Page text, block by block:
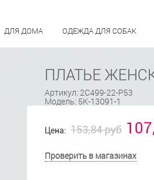
ДЛЯ ДОМА ОДЕЖДА ДЛЯ СОБАК
ПЛАТЬЕ
Артикул: 2С499-22-Р53
Модель: 5К-13091-1
Цена: 153,84 руб
Проверить в магазинах